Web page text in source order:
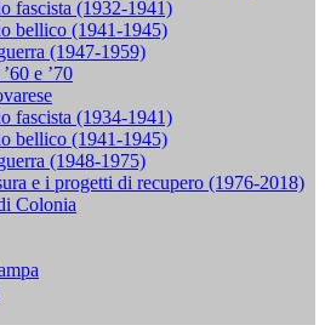
fascista (1932-1941)
bellico (1941-1945)
(1947-1959)
e ’70
fascista (1934-1941)
bellico (1941-1945)
(1948-1975)
e i progetti di recupero (1976-2018)
Colonia